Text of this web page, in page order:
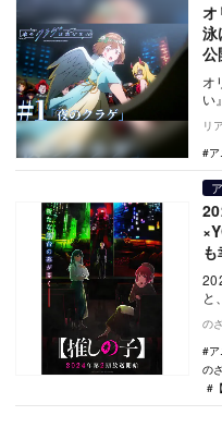
オ
公
オ
い
リ
ア
と
『
の
ア
の